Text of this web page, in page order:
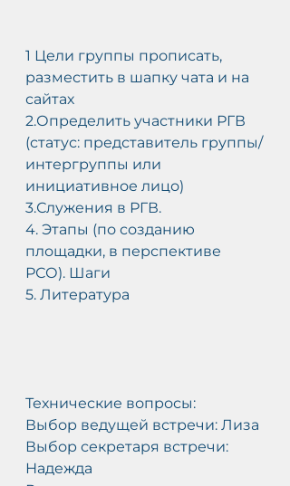
1 Цели группы прописать,
разместить в шапку чата и на
сайтах
2.Определить участники РГВ
(статус: представитель группы/
интергруппы или
инициативное лицо)
3.Служения в РГВ.
4. Этапы (по созданию
площадки, в перспективе
РСО). Шаги
5. Литература
Технические вопросы:
Выбор ведущей встречи: Лиза
Выбор секретаря встречи:
Надежда